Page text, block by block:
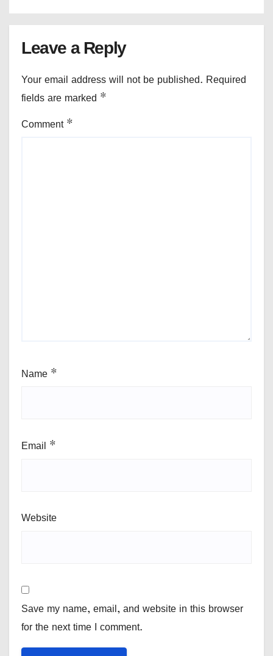
Leave a Reply
Your email address will not be published. Required
fields are marked *
Comment *
Name *
Email *
Website
Save my name, email, and website in this browser
for the next time I comment.